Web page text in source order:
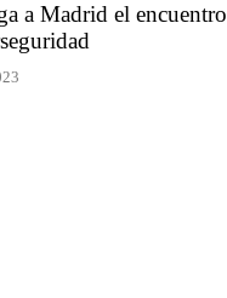
a Madrid el encuentro